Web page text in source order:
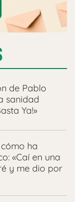
de Pablo
sanidad
Ya!»
ha
«Caí en una
y me dio por